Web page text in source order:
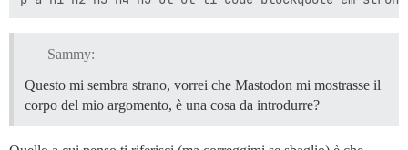
Sammy:
Questo mi sembra strano, vorrei che Mastodon mi mostrasse il
corpo del mio argomento, è una cosa da introdurre?